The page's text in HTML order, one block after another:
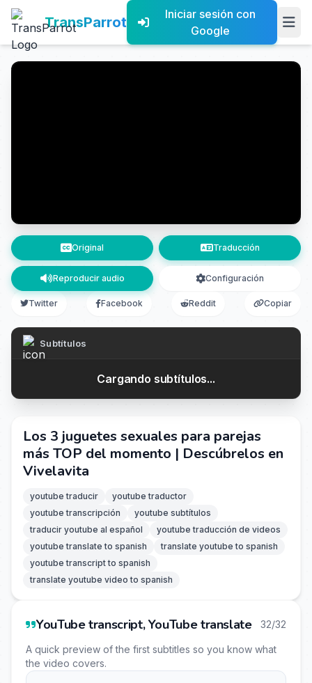
TransParrot
Iniciar sesión con
Google
Original Traducción
Reproducir audio Configuración
Twitter Facebook Reddit Copiar
Subtítulos
Cargando subtítulos...
Los 3 juguetes sexuales para parejas
más TOP del momento | Descúbrelos en
Vivelavita
youtube traducir
youtube traductor
youtube transcripción
youtube subtítulos
traducir youtube al español
youtube traducción de videos
youtube translate to spanish
translate youtube to spanish
youtube transcript to spanish
translate youtube video to spanish
YouTube transcript, YouTube translate 32/32
A quick preview of the first subtitles so you know what
the video covers.